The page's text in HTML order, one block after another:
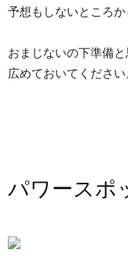
予想もしないところか
おまじないの下準備
広めておいてください
パワースポ